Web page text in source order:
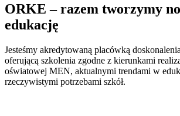
ORKE – razem tworzymy
edukację
Jesteśmy akredytowaną placówką
oferującą szkolenia zgodne z kierunkami
oświatowej MEN, aktualnymi trendami w
rzeczywistymi potrzebami szkół.